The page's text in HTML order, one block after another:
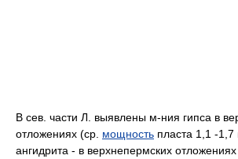
B сев. части Л. выявлены м-ния гипсa в
отложениях (cp. мощность пласта 1,1 -1,7
ангидрита - в верхнепермских